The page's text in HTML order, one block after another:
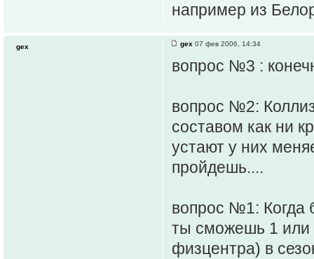
например из
gex 07 фев 2006, 14:34
вопрос №3 :
вопрос №2:
составом как ни
устают у них
пройдешь....
вопрос №1: Когда
ты сможешь 1 или
физцентра) в
gex